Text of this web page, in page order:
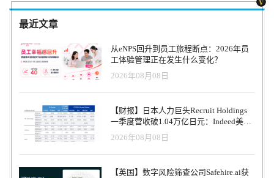
最近文章
从eNPS回升到员工旅程断点：2026年员
工体验管理正在发生什么变化？
2026年08月08日
【财报】日本人力巨头Recruit Holdings
一季度营收破1.04万亿日元：Indeed美国
收入逆势增长30%，AI招聘推动利润率升
至47.4%
2026年08月08日
【英国】数字风险筛查公司Safehire.ai获